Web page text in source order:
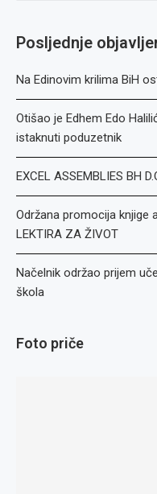
Posljednje
Na Edinovim krilima BiH
Otišao je Edhem Edo
istaknuti poduzetnik
EXCEL ASSEMBLIES BH
Održana promocija knjige
LEKTIRA ZA ŽIVOT
Načelnik održao prijem
škola
Foto priče